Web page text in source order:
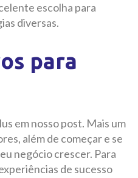
escolha para
diversas.
para
em nosso post. Mais um
além de começar e se
negócio crescer. Para
de sucesso